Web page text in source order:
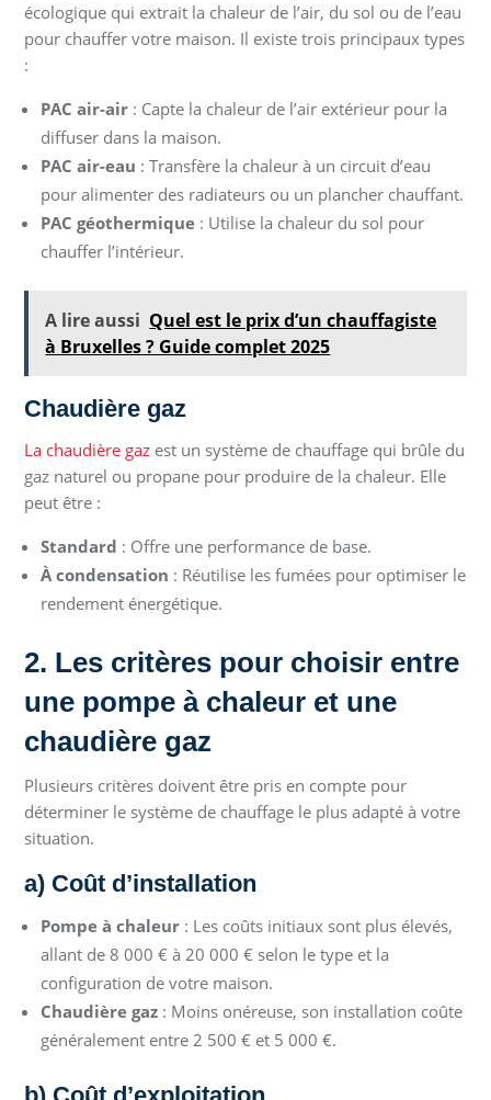
écologique qui extrait la chaleur de l’air, du sol ou de l’eau
pour chauffer votre maison. Il existe trois principaux types
:
PAC air-air : Capte la chaleur de l’air extérieur pour la
diffuser dans la maison.
PAC air-eau : Transfère la chaleur à un circuit d’eau
pour alimenter des radiateurs ou un plancher chauffant.
PAC géothermique : Utilise la chaleur du sol pour
chauffer l’intérieur.
A lire aussi Quel est le prix d’un chauffagiste
à Bruxelles ? Guide complet 2025
Chaudière gaz
La chaudière gaz est un système de chauffage qui brûle du
gaz naturel ou propane pour produire de la chaleur. Elle
peut être :
Standard : Offre une performance de base.
À condensation : Réutilise les fumées pour optimiser le
rendement énergétique.
2. Les critères pour choisir entre
une pompe à chaleur et une
chaudière gaz
Plusieurs critères doivent être pris en compte pour
déterminer le système de chauffage le plus adapté à votre
situation.
a) Coût d’installation
Pompe à chaleur : Les coûts initiaux sont plus élevés,
allant de 8 000 € à 20 000 € selon le type et la
configuration de votre maison.
Chaudière gaz : Moins onéreuse, son installation coûte
généralement entre 2 500 € et 5 000 €.